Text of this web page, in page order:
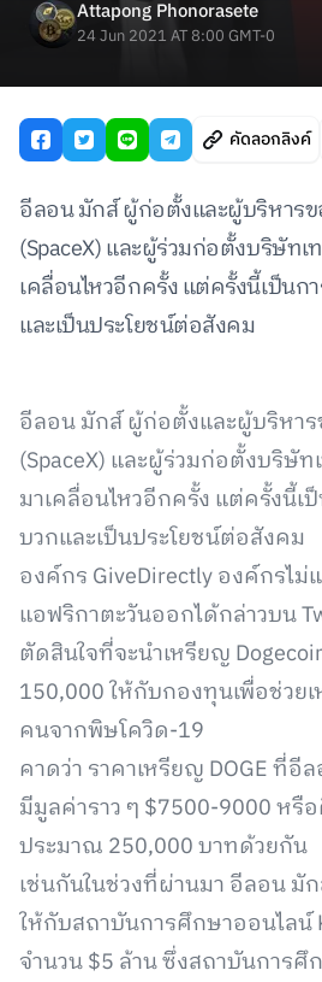
Attapong Phonorasete
24 Jun 2021 AT 8:00 GMT-0
คัดลอกลิงค์
อีลอน มักส์ ผู้ก่อตั้งและผู้บริหาร
(SpaceX) และผู้ร่วมก่อตั้งบริษัทเ
เคลื่อนไหวอีกครั้ง แต่ครั้งนี้เป็นก
และเป็นประโยชน์ต่อสังคม
อีลอน มักส์ ผู้ก่อตั้งและผู้บริหา
(SpaceX) และผู้ร่วมก่อตั้งบริษัท
มาเคลื่อนไหวอีกครั้ง แต่ครั้งนี้เ
บวกและเป็นประโยชน์ต่อสังคม
องค์กร GiveDirectly องค์กรไม่
แอฟริกาตะวันออกได้กล่าวบน
ตัดสินใจที่จะนำเหรียญ
150,000 ให้กับกองทุนเพื่อช่วย
คนจากพิษโควิด-19
คาดว่า ราคาเหรียญ DOGE ที่
มีมูลค่าราว ๆ $7500-9000 หรื
ประมาณ 250,000 บาทด้วยกัน
เช่นกันในช่วงที่ผ่านมา อีลอน มั
ให้กับสถาบันการศึกษาออนไลน์
จำนวน $5 ล้าน ซึ่งสถาบันการศึ